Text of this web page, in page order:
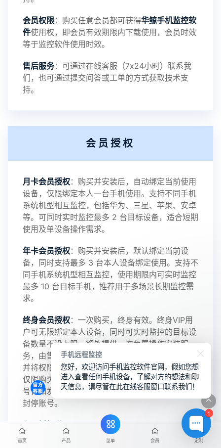
录文件改为自定义文件名称
提示：
提示1：为避免异常风险情况，传输对方手机数据文
件至本地请先切换代理网络
鲸监控存在的问题与所需的更多功能，华鲸手机监
控将持续为您创造更优秀的监控APP
2025-01-13 V3.7
2024-10-08 V3.6
2024-03-16 V3.5
会员权限：购买任意会员都可获得华鲸手机监控软
件使用权，即会员有效期限内下载使用，会员时效
等于监控软件使用时效。
售后服务：可通过在线客服（7x24小时）联系我
们，也可通过提交问答或工单的方式获取技术支
持。
会员授权
月卡会员授权：购买并安装后，自动绑定当前使用
设备，仅限绑定本人一台手机使用。支持不同手机
系统机型相互监控，包括华为、三星、苹果、安卓
等。可同时实时监控最多 2 台目标设备，适合短期
使用及单设备操作需求。
年卡会员授权：购买并安装后，默认绑定当前设
备，同时支持最多 3 台本人设备绑定使用。支持不
同手机系统机型相互监控，使用期限内可实时监控
最多 10 台目标手机，推荐用于多场景长期监控需
求。
终身会员授权：一次购买，终身有效。终身VIP用
户可无限绑定本人设备，同时可实时监控的目标设
备数量不设上限。额外提供一次免费操作安装服
务，由售后技术人员代为设置目标手机监控服务，
并将权限交付至您的主控端。 请注意，终身会员
仅限购买者本人使用，禁止转让、出借或销售账
号，如发现违规行为，将立即取消授权资格并永久
封停账号。
：华鲸监控软件会员包含无限授权与
有限授权，购买前请熟知该会员类型监控设备数量
首页 产品 菜单 会员 定制
1
手机远程监控
您好，欢迎访问手机监控软件官网，假如您想
进入查看任何手机设备，了解对方的想法和聊
天信息，请尽管在此在线客服窗口联系我们！